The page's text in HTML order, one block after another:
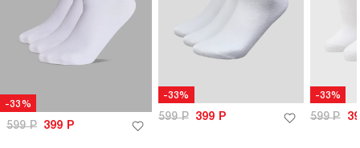
-33%
599Р 399 Р
-33%
599Р 399 Р
-33%
599Р